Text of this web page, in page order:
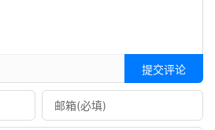
提交评论